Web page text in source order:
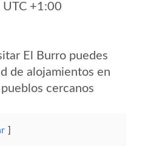
UTC +1:00
El Burro puedes
de alojamientos en
cercanos